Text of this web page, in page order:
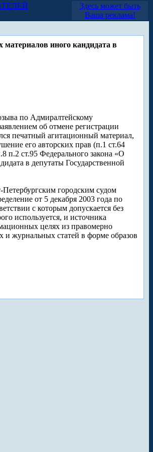
Здесь может быть
Ваша реклама!
иного кандидата в
по Адмиралтейскому
об отмене регистрации
печатный агитационный материал,
его авторских прав (п.1 ст.64
п.2 ст.95 Федерального закона «О
в депутаты Государственной
городским судом
от 5 декабря 2003 года по
с которым допускается без
используется, и источника
целях из правомерно
и журнальных статей в форме образов